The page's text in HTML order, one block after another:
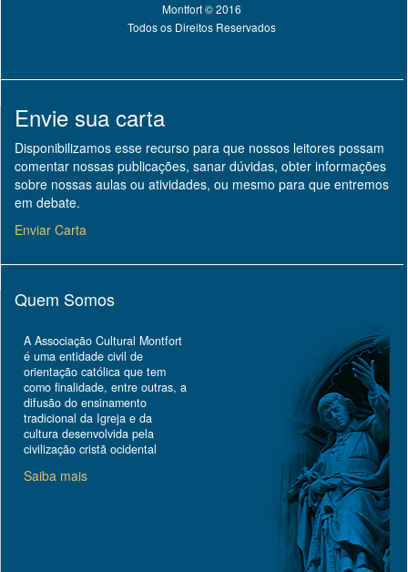
Montfort © 2016
Todos os Direitos Reservados
Envie sua carta
Disponibilizamos esse recurso para que nossos leitores possam
comentar nossas publicações, sanar dúvidas, obter informações
sobre nossas aulas ou atividades, ou mesmo para que entremos
em debate.
Enviar Carta
Quem Somos
A Associação Cultural Montfort
é uma entidade civil de
orientação católica que tem
como finalidade, entre outras, a
difusão do ensinamento
tradicional da Igreja e da
cultura desenvolvida pela
civilização cristã ocidental
Saiba mais